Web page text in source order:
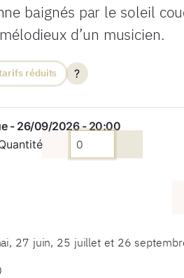
baignés par le soleil
d’un musicien.
réduits ?
- 26/09/2026 - 20:00
27 juin, 25 juillet et 26